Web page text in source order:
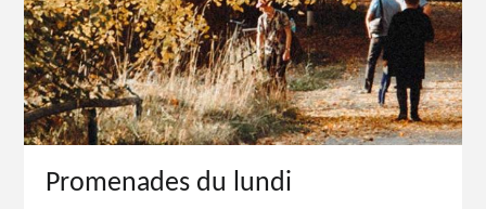
Promenades du lundi